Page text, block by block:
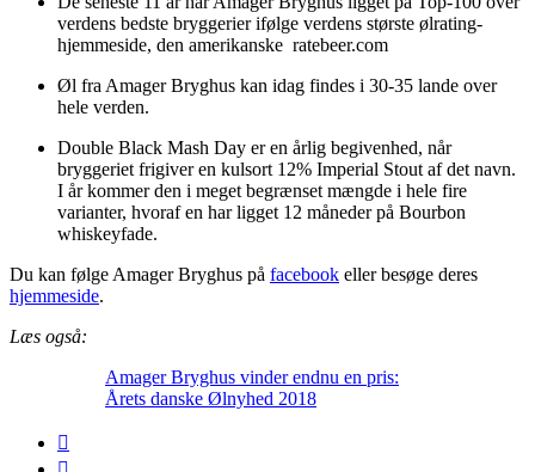
verdens bedste bryggerier ifølge verdens største ølrating-
hjemmeside, den amerikanske ratebeer.com
Øl fra Amager Bryghus kan idag findes i 30-35 lande over
hele verden.
Double Black Mash Day er en årlig begivenhed, når
bryggeriet frigiver en kulsort 12% Imperial Stout af det navn.
I år kommer den i meget begrænset mængde i hele fire
varianter, hvoraf en har ligget 12 måneder på Bourbon
whiskeyfade.
Du kan følge Amager Bryghus på facebook eller besøge deres
hjemmeside.
Læs også:
Amager Bryghus vinder endnu en pris:
Årets danske Ølnyhed 2018